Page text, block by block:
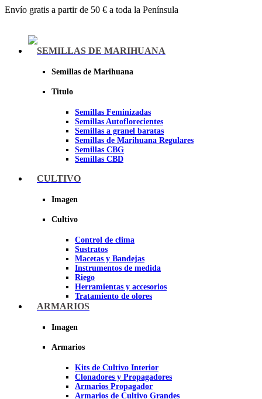
Envío gratis a partir de 50 € a toda la Península
SEMILLAS DE MARIHUANA
Semillas de Marihuana
Titulo
Semillas Feminizadas
Semillas Autoflorecientes
Semillas a granel baratas
Semillas de Marihuana Regulares
Semillas CBG
Semillas CBD
Sheer seeds
CULTIVO
Imagen
Cultivo
Control de clima
Sustratos
Macetas y Bandejas
Instrumentos de medida
Riego
Herramientas y accesorios
Tratamiento de olores
Insecticidas y fungicidas
Papel Reflectante para cultivo de
ARMARIOS
Imagen
Armarios
Kits de Cultivo Interior
Clonadores y Propagadores
Armarios Propagador
Armarios de Cultivo Grandes